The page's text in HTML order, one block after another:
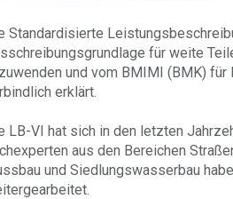
Standardisierte
für weite
und vom BMIMI (BMK)
erklärt.
LB-VI hat sich in den letzten
aus den Bereichen
und Siedlungswasserbau